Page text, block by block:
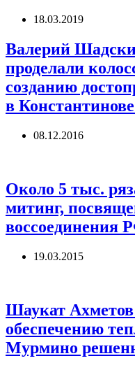
18.03.2019
Валерий
проделали
созданию
в
08.12.2016
Около 5 тыс.
митинг,
воссоединения
19.03.2015
Шаукат
обеспечению
Мурмино